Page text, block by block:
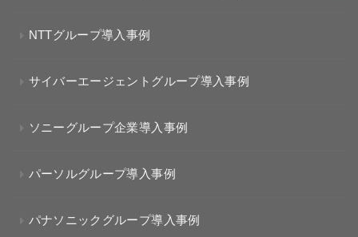
NTTグループ導入事例
サイバーエージェントグループ導入事例
ソニーグループ企業導入事例
パーソルグループ導入事例
パナソニックグループ導入事例